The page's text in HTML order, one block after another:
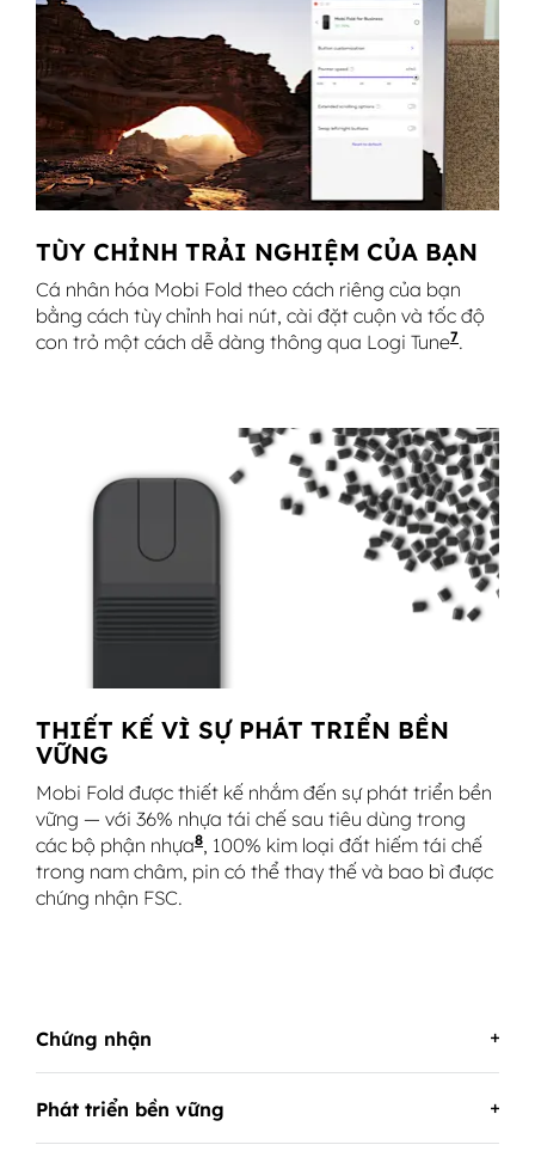
TÙY CHỈNH TRẢI NGHIỆM CỦA BẠN
Cá nhân hóa Mobi Fold theo cách riêng của bạn
bằng cách tùy chỉnh hai nút, cài đặt cuộn và tốc độ
con trỏ một cách dễ dàng thông qua Logi Tune7Có sẵn
.
THIẾT KẾ VÌ SỰ PHÁT TRIỂN BỀN
VỮNG
Mobi Fold được thiết kế nhắm đến sự phát triển bền
vững — với 36% nhựa tái chế sau tiêu dùng trong
các bộ phận nhựa8Không bao gồm nhựa trong bộ
, 100% kim loại đất hiếm tái chế
trong nam châm, pin có thể thay thế và bao bì được
chứng nhận FSC.
Chứng nhận
Phát triển bền vững